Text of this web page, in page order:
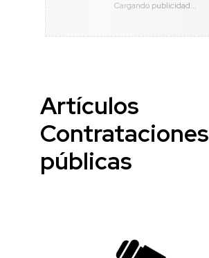
Artículos
Contrataciones
públicas